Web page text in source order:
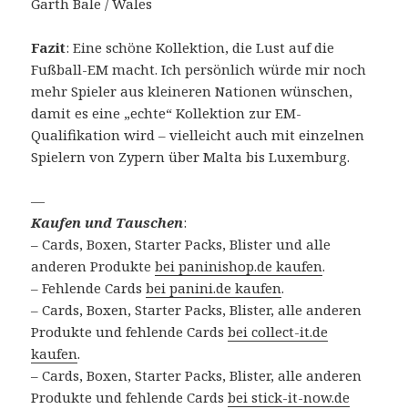
Garth Bale / Wales
Fazit: Eine schöne Kollektion, die Lust auf die
Fußball-EM macht. Ich persönlich würde mir noch
mehr Spieler aus kleineren Nationen wünschen,
damit es eine „echte“ Kollektion zur EM-
Qualifikation wird – vielleicht auch mit einzelnen
Spielern von Zypern über Malta bis Luxemburg.
—
Kaufen und Tauschen:
– Cards, Boxen, Starter Packs, Blister und alle
anderen Produktebei paninishop.de kaufen.
– Fehlende Cardsbei panini.de kaufen.
– Cards, Boxen, Starter Packs, Blister, alle anderen
Produkte und fehlende Cardsbei collect-it.de
kaufen.
– Cards, Boxen, Starter Packs, Blister, alle anderen
Produkte und fehlende Cardsbei stick-it-now.de